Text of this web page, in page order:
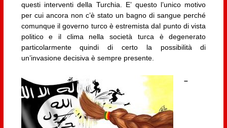
questi interventi della Turchia. E’ questo l’unico motivo
per cui ancora non c’è stato un bagno di sangue perché
comunque il governo turco è estremista dal punto di vista
politico e il clima nella società turca è degenerato
particolarmente quindi di certo la possibilità di
un’invasione decisiva è sempre presente.
–